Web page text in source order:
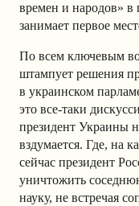
времен и народов» в
занимает первое
По всем ключевым
штампует решения
в украинском
это все-таки
президент Украины
вздумается. Где, на
сейчас президент
уничтожить
науку, не встречая